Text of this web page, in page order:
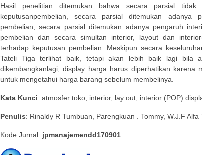
Hasil penelitian ditemukan bahwa secara parsial tidak
keputusanpembelian, secara parsial ditemukan adanya
pembelian, secara parsial ditemukan adanya pengaruh
pembelian dan secara simultan interior, layout dan
terhadap keputusan pembelian. Meskipun secara
Tateli Tiga terlihat baik, tetapi akan lebih baik lagi bila
dikembangkanlagi, display harga harus diperhatikan karena
untuk mengetahui harga barang sebelum membelinya.
Kata Kunci: atmosfer toko, interior, lay out, interior (POP)
Penulis: Rinaldy R Tumbuan, Parengkuan . Tommy, W.J.F Alfa
Kode Jurnal: jpmanajemendd170901